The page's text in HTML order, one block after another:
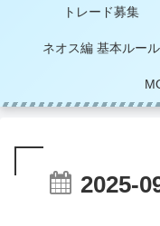
トレード募集
ネオス編 基本ルール
2025-